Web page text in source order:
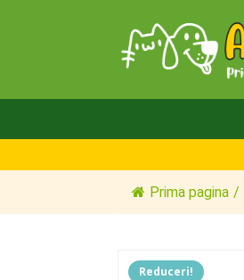
Prima pagina /
Reduceri!